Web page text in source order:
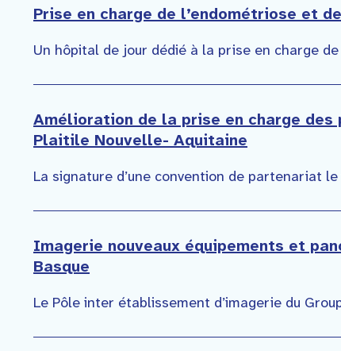
Prise en charge de l’endométriose et
Un hôpital de jour dédié à la prise en charge de
Amélioration de la prise en charge
Plaitile Nouvelle- Aquitaine
La signature d’une convention de partenariat
Imagerie nouveaux équipements et
Basque
Le Pôle inter établissement d’imagerie du